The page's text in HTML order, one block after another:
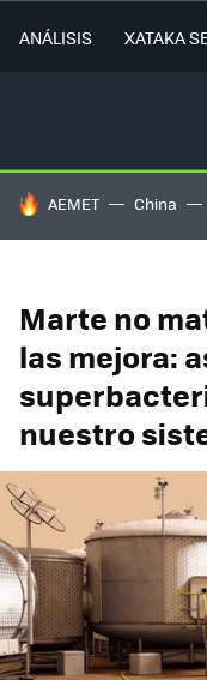
ANÁLISIS XATAKA
HOY SE HABLA DE
AEMET China
Marte no
las mejora:
nuestro